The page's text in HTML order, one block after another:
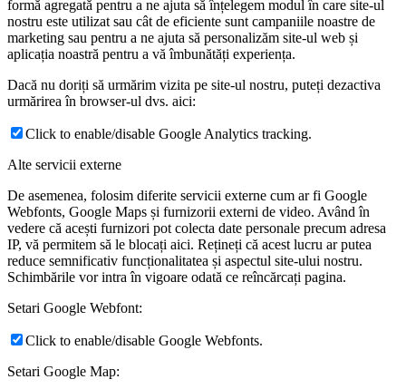
formă agregată pentru a ne ajuta să înțelegem modul în care site-ul
nostru este utilizat sau cât de eficiente sunt campaniile noastre de
marketing sau pentru a ne ajuta să personalizăm site-ul web și
aplicația noastră pentru a vă îmbunătăți experiența.
Dacă nu doriți să urmărim vizita pe site-ul nostru, puteți dezactiva
urmărirea în browser-ul dvs. aici:
Click to enable/disable Google Analytics tracking.
Alte servicii externe
De asemenea, folosim diferite servicii externe cum ar fi Google
Webfonts, Google Maps și furnizorii externi de video. Având în
vedere că acești furnizori pot colecta date personale precum adresa
IP, vă permitem să le blocați aici. Rețineți că acest lucru ar putea
reduce semnificativ funcționalitatea și aspectul site-ului nostru.
Schimbările vor intra în vigoare odată ce reîncărcați pagina.
Setari Google Webfont:
Click to enable/disable Google Webfonts.
Setari Google Map: